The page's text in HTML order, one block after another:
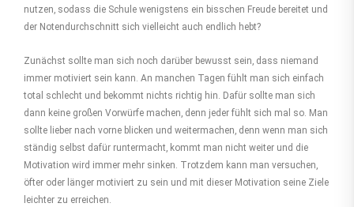
nutzen, sodass die Schule wenigstens ein bisschen Freude bereitet und
der Notendurchschnitt sich vielleicht auch endlich hebt?
Zunächst sollte man sich noch darüber bewusst sein, dass niemand
immer motiviert sein kann. An manchen Tagen fühlt man sich einfach
total schlecht und bekommt nichts richtig hin. Dafür sollte man sich
dann keine großen Vorwürfe machen, denn jeder fühlt sich mal so. Man
sollte lieber nach vorne blicken und weitermachen, denn wenn man sich
ständig selbst dafür runtermacht, kommt man nicht weiter und die
Motivation wird immer mehr sinken. Trotzdem kann man versuchen,
öfter oder länger motiviert zu sein und mit dieser Motivation seine Ziele
leichter zu erreichen.